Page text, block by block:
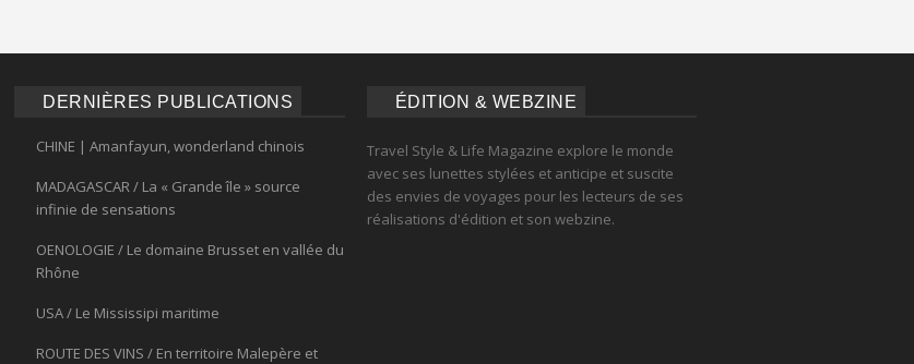
DERNIÈRES PUBLICATIONS
CHINE | Amanfayun, wonderland chinois
MADAGASCAR / La « Grande île » source
infinie de sensations
OENOLOGIE / Le domaine Brusset en vallée du
Rhône
USA / Le Mississipi maritime
ROUTE DES VINS / En territoire Malepère et
ÉDITION & WEBZINE
Travel Style & Life Magazine explore le monde
avec ses lunettes stylées et anticipe et suscite
des envies de voyages pour les lecteurs de ses
réalisations d'édition et son webzine.